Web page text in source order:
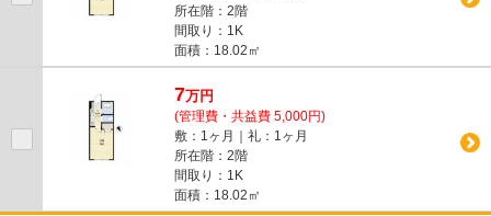
所在階：2階
間取り：1K
面積：18.02㎡
7万円
(管理費・共益費 5,000円)
敷：1ヶ月｜礼：1ヶ月
所在階：2階
間取り：1K
面積：18.02㎡